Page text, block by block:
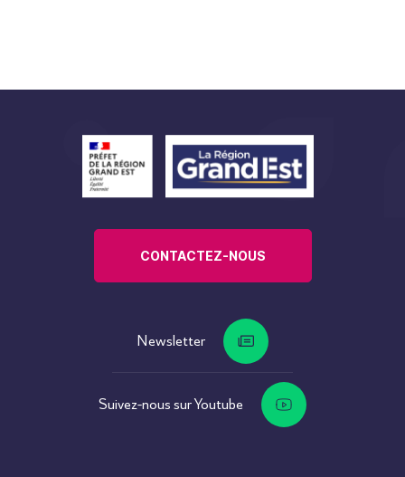
CONTACTEZ-NOUS
Newsletter
Suivez-nous sur Youtube